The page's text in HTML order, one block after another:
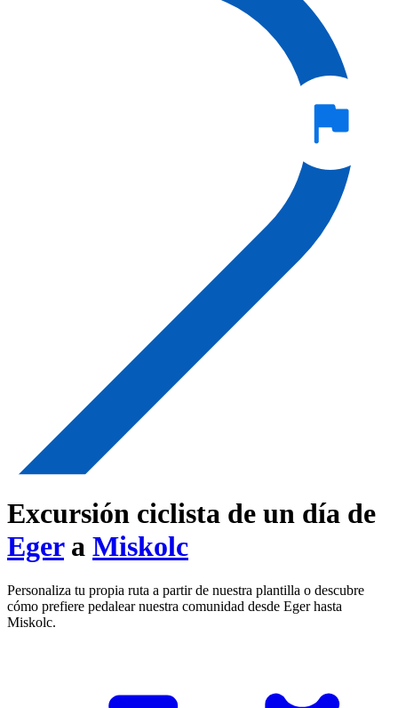
Excursión ciclista de un día de
Egera Miskolc
Personaliza tu propia ruta a partir de nuestra plantilla o descubre
cómo prefiere pedalear nuestra comunidad desde Eger hasta
Miskolc.